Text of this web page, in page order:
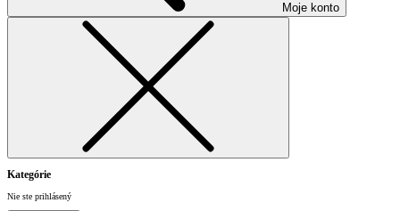
Moje konto
Kategórie
Nie ste prihlásený